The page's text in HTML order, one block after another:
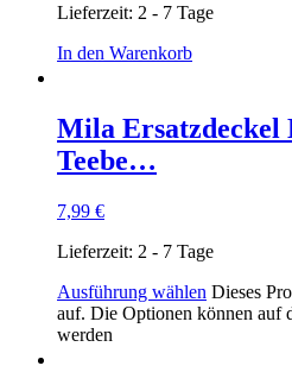
Lieferzeit: 2 - 7 Tage
In den Warenkorb
Mila
Teebe…
7,99 €
Lieferzeit: 2 - 7 Tage
Ausführung wählen Dieses
auf. Die Optionen können auf
werden